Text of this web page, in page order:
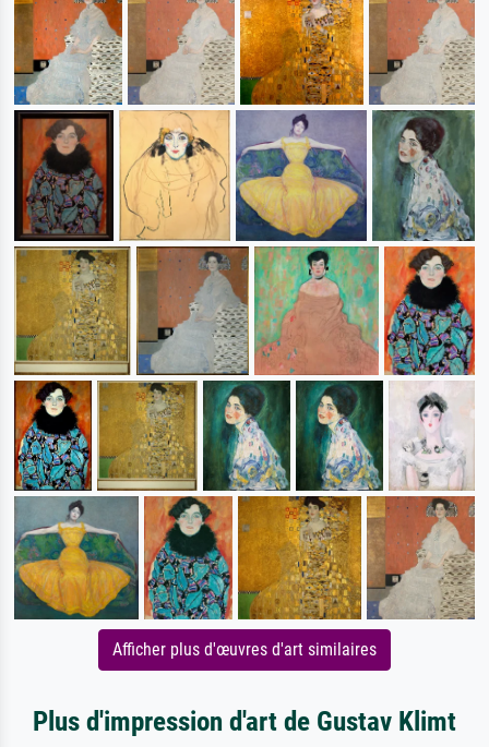
Afficher plus d'œuvres d'art similaires
Plus d'impression d'art de Gustav Klimt